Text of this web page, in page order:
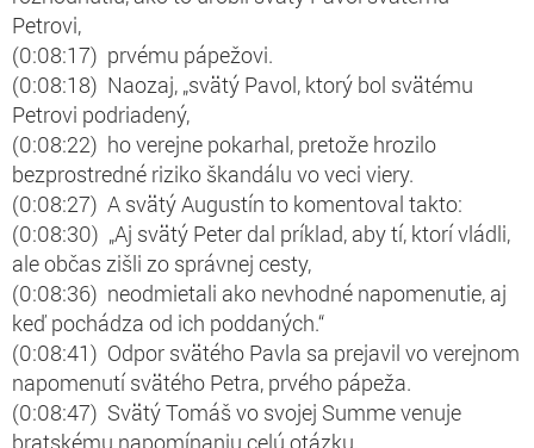
Petrovi,
(0:08:17) prvému pápežovi.
(0:08:18) Naozaj, „svätý Pavol, ktorý bol svätému
Petrovi podriadený,
(0:08:22) ho verejne pokarhal, pretože hrozilo
bezprostredné riziko škandálu vo veci viery.
(0:08:27) A svätý Augustín to komentoval takto:
(0:08:30) „Aj svätý Peter dal príklad, aby tí, ktorí vládli,
ale občas zišli zo správnej cesty,
(0:08:36) neodmietali ako nevhodné napomenutie, aj
keď pochádza od ich poddaných.“
(0:08:41) Odpor svätého Pavla sa prejavil vo verejnom
napomenutí svätého Petra, prvého pápeža.
(0:08:47) Svätý Tomáš vo svojej Summe venuje
bratskému napomínaniu celú otázku.